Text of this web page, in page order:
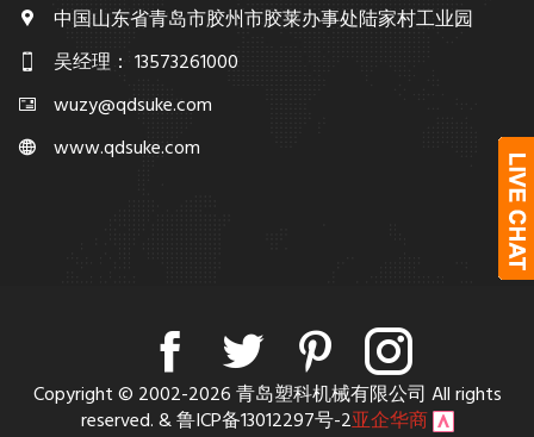
中国山东省青岛市胶州市胶莱办事处陆家村工业园
吴经理： 13573261000
wuzy@qdsuke.com
www.qdsuke.com
Copyright © 2002-2026 青岛塑科机械有限公司 All rights
reserved. & 鲁ICP备13012297号-2亚企华商